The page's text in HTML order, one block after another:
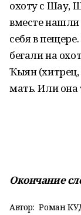
охоту с Шау,
вместе нашли
себя в
бегали на
Ҡыян (хитрец,
мать. Или она
Окончание
Автор: Роман